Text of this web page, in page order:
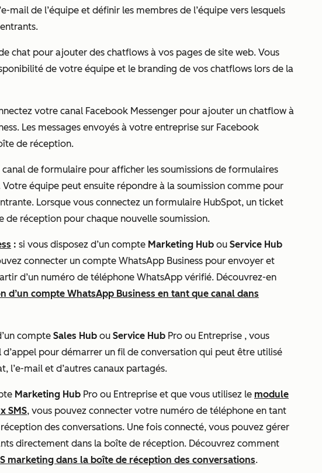
mail de l’équipe et définir les membres de l’équipe vers lesquels
chat pour ajouter des chatflows à vos pages de site web. Vous
de votre équipe et le branding de vos chatflows lors de la
votre canal Facebook Messenger pour ajouter un chatflow à
Les messages envoyés à votre entreprise sur Facebook
de réception.
canal de formulaire pour afficher les soumissions de formulaires
équipe peut ensuite répondre à la soumission comme pour
Lorsque vous connectez un formulaire HubSpot, un ticket
de réception pour chaque nouvelle soumission.
: si vous disposez d’un compte Marketing Hub ou Service Hub
connecter un compte WhatsApp Business pour envoyer et
d’un numéro de téléphone WhatsApp vérifié. Découvrez-en
d’un compte WhatsApp Business en tant que canal dans
compte Sales Hub ou Service Hub Pro ou Entreprise , vous
d’appel pour démarrer un fil de conversation qui peut être utilisé
l’e-mail et d’autres canaux partagés.
Marketing Hub Pro ou Entreprise et que vous utilisez le module
SMS, vous pouvez connecter votre numéro de téléphone en tant
des conversations. Une fois connecté, vous pouvez gérer
directement dans la boîte de réception. Découvrez comment
marketing dans la boîte de réception des conversations.